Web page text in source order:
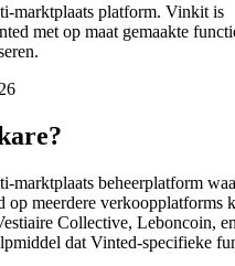
marktplaats platform. Vinkit is
met op maat gemaakte
marktplaats beheerplatform
op meerdere verkoopplatforms
Collective, Leboncoin,
dat Vinted-specifieke